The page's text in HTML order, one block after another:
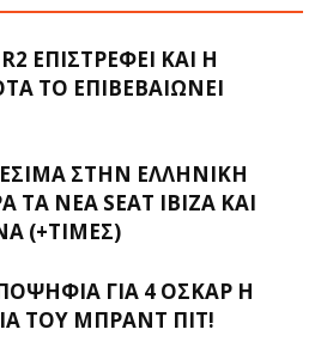
ΕΠΙΣΤΡΈΦΕΙ ΚΑΙ Η
ΤΟ ΕΠΙΒΕΒΑΙΏΝΕΙ
ΣΤΗΝ ΕΛΛΗΝΙΚΉ
ΤΑ ΝΈΑ SEAT IBIZA ΚΑΙ
(+ΤΙΜΈΣ)
ΓΙΑ 4 ΌΣΚΑΡ Η
ΤΟΥ ΜΠΡΑΝΤ ΠΙΤ!